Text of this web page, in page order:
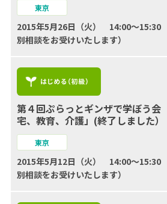
東京
2015年5月26日（火） 14:00～15:30
別相談をお受けいたします）
第４回ぷらっとギンザで学ぼう
宅、教育、介護」(終了しました）
東京
2015年5月12日（火） 14:00～15:30
別相談をお受けいたします）